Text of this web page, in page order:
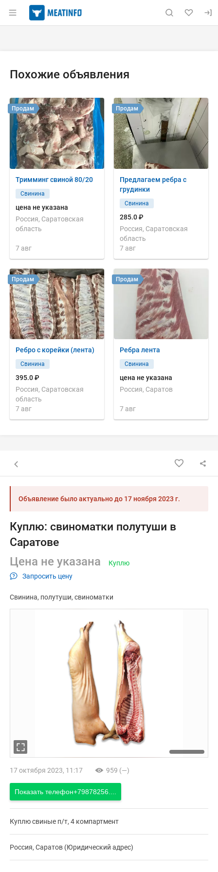
Раздел навигации по сайту meatinfo.ru
Похожие объявления
Тримминг свиной 80/20
Свинина
цена не указана
Россия, Саратовская
область
7 авг
Продам
Предлагаем ребра с
грудинки
Свинина
285.0 ₽
Россия, Саратовская
область
7 авг
Продам
Ребро с корейки (лента)
Свинина
395.0 ₽
Россия, Саратовская
область
7 авг
Продам
Ребра лента
Свинина
цена не указана
Россия, Саратов
7 авг
Продам
Назад к списку объявлений
Объявление было актуально до 17 ноября 2023 г.
Куплю: свиноматки полутуши в
Саратове
Цена не указана
Запросить цену
Куплю
Свинина полутуши свиноматки
17 октября 2023, 11:17 959 (—)
Показать телефон+79878256....
Куплю свиные п/т, 4 компартмент
Россия, Саратов (Юридический адрес)